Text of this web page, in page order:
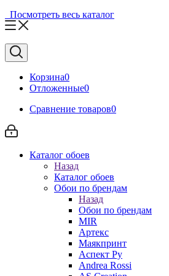
Посмотреть весь каталог
Корзина0
Отложенные0
Сравнение товаров0
Каталог обоев
Назад
Каталог обоев
Обои по брендам
Назад
Обои по брендам
MIR
Артекс
Маякпринт
Аспект Ру
Andrea Rossi